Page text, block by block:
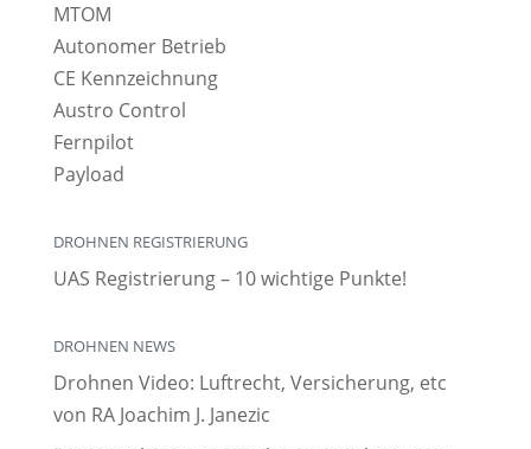
MTOM
Autonomer Betrieb
CE Kennzeichnung
Austro Control
Fernpilot
Payload
DROHNEN REGISTRIERUNG
UAS Registrierung – 10 wichtige Punkte!
DROHNEN NEWS
Drohnen Video: Luftrecht, Versicherung, etc
von RA Joachim J. Janezic